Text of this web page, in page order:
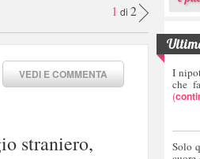
1 di 2
VEDI E COMMENTA
straniero,
I
che
(
Solo